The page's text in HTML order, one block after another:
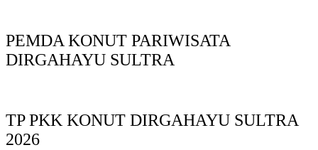
PEMDA KONUT PARIWISATA
DIRGAHAYU SULTRA
TP PKK KONUT DIRGAHAYU SULTRA
2026